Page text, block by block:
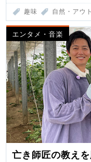
趣味 自然・アウ
エンタメ・音楽
亡き師匠の教え